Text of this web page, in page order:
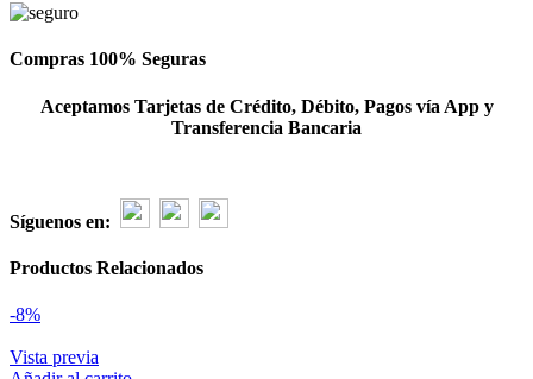
Compras 100% Seguras
Aceptamos Tarjetas de Crédito, Débito, Pagos vía App y
Transferencia Bancaria
Síguenos en:
Productos Relacionados
-8%
Vista previa